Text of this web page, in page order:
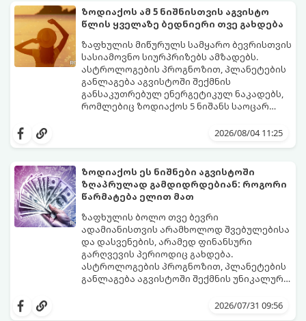
სურვილების გადადებასა და ხარჯების
მკაცრ კონტროლს. თუმცა, ახლა სიტუაცია
თანდათან შეიცვლება.
პრობლემები, რომლებიც უსასრულო
გეგონათ, უკან დაიხევს, ამასთან ერთად კი
გაჩნდება მეტი ნდობა მომავლის მიმართ.
რთული პერიოდის შემდეგ ეს ნიშნები
შეძლებენ ამოისუნთქონ და დაინახონ
ახალი შესაძლებლობები.
ზოდიაქოს ამ 5 ნიშნისთვის აგვისტო
წლის ყველაზე ბედნიერი თვე გახდება
ზაფხულის მიწურულს სამყარო ბევრისთვის
სასიამოვნო სიურპრიზებს ამზადებს.
ასტროლოგების პროგნოზით, პლანეტების
განლაგება აგვისტოში შექმნის
განსაკუთრებულ ენერგეტიკულ ნაკადებს,
რომლებიც ზოდიაქოს 5 ნიშანს საოცარ
ყველაზე ბედნიერი თვე აღმოჩნდება.
2026/08/04 11:25
ზოდიაქოს ეს ნიშნები აგვისტოში
ზღაპრულად გამდიდრდებიან: როგორი
წარმატება ელით მათ
ზაფხულის ბოლო თვე ბევრი
ადამიანისთვის არამხოლოდ შვებულებისა
და დასვენების, არამედ ფინანსური
გარღვევის პერიოდიც გახდება.
ასტროლოგების პროგნოზით, პლანეტების
განლაგება აგვისტოში შექმნის უნიკალურ
ზოდიაქოს 4 ნიშანს ფინანსური წარმატების
შორის, ვისაც აგვისტოში ფინანსური
2026/07/31 09:56